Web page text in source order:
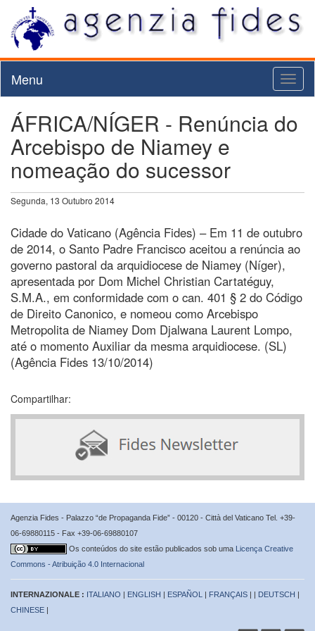
Menu
ÁFRICA/NÍGER - Renúncia do
Arcebispo de Niamey e
nomeação do sucessor
Segunda, 13 Outubro 2014
Cidade do Vaticano (Agência Fides) – Em 11 de outubro
de 2014, o Santo Padre Francisco aceitou a renúncia ao
governo pastoral da arquidiocese de Niamey (Níger),
apresentada por Dom Michel Christian Cartatéguy,
S.M.A., em conformidade com o can. 401 § 2 do Código
de Direito Canonico, e nomeou como Arcebispo
Metropolita de Niamey Dom Djalwana Laurent Lompo,
até o momento Auxiliar da mesma arquidiocese. (SL)
(Agência Fides 13/10/2014)
Compartilhar:
Agenzia Fides - Palazzo “de Propaganda Fide” - 00120 - Città del Vaticano Tel. +39-
06-69880115 - Fax +39-06-69880107
Os conteúdos do site estão publicados sob uma Licença Creative
Commons - Atribuição 4.0 Internacional
INTERNAZIONALE : ITALIANO | ENGLISH | ESPAÑOL | FRANÇAIS | | DEUTSCH |
CHINESE |